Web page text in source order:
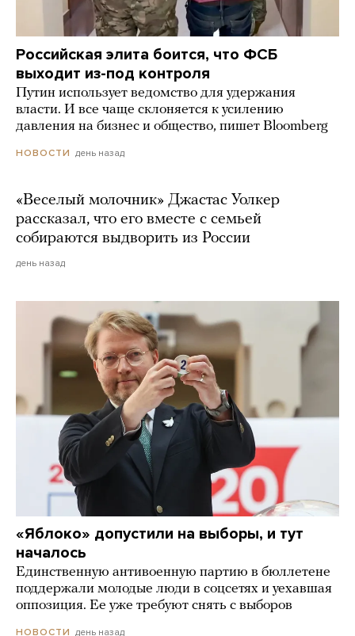
Российская элита боится, что ФСБ
выходит из-под контроля
Путин использует ведомство для удержания
власти. И все чаще склоняется к усилению
давления на бизнес и общество, пишет Bloomberg
НОВОСТИ день назад
«Веселый молочник» Джастас Уолкер
рассказал, что его вместе с семьей
собираются выдворить из России
день назад
«Яблоко» допустили на выборы, и тут
началось
Единственную антивоенную партию в бюллетене
поддержали молодые люди в соцсетях и уехавшая
оппозиция. Ее уже требуют снять с выборов
НОВОСТИ день назад